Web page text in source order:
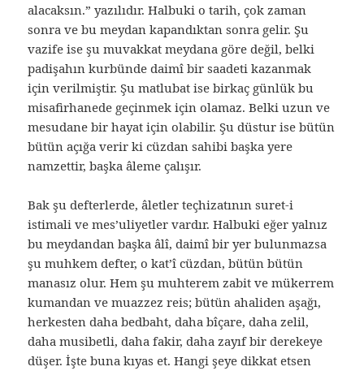
alacaksın.” yazılıdır. Halbuki o tarih, çok zaman
sonra ve bu meydan kapandıktan sonra gelir. Şu
vazife ise şu muvakkat meydana göre değil, belki
padişahın kurbünde daimî bir saadeti kazanmak
için verilmiştir. Şu matlubat ise birkaç günlük bu
misafirhanede geçinmek için olamaz. Belki uzun ve
mesudane bir hayat için olabilir. Şu düstur ise bütün
bütün açığa verir ki cüzdan sahibi başka yere
namzettir, başka âleme çalışır.
Bak şu defterlerde, âletler teçhizatının suret-i
istimali ve mes’uliyetler vardır. Halbuki eğer yalnız
bu meydandan başka âlî, daimî bir yer bulunmazsa
şu muhkem defter, o kat’î cüzdan, bütün bütün
manasız olur. Hem şu muhterem zabit ve mükerrem
kumandan ve muazzez reis; bütün ahaliden aşağı,
herkesten daha bedbaht, daha bîçare, daha zelil,
daha musibetli, daha fakir, daha zayıf bir derekeye
düşer. İşte buna kıyas et. Hangi şeye dikkat etsen